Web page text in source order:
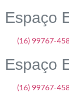
Espaço
(16) 99767-
Espaço
(16) 99767-